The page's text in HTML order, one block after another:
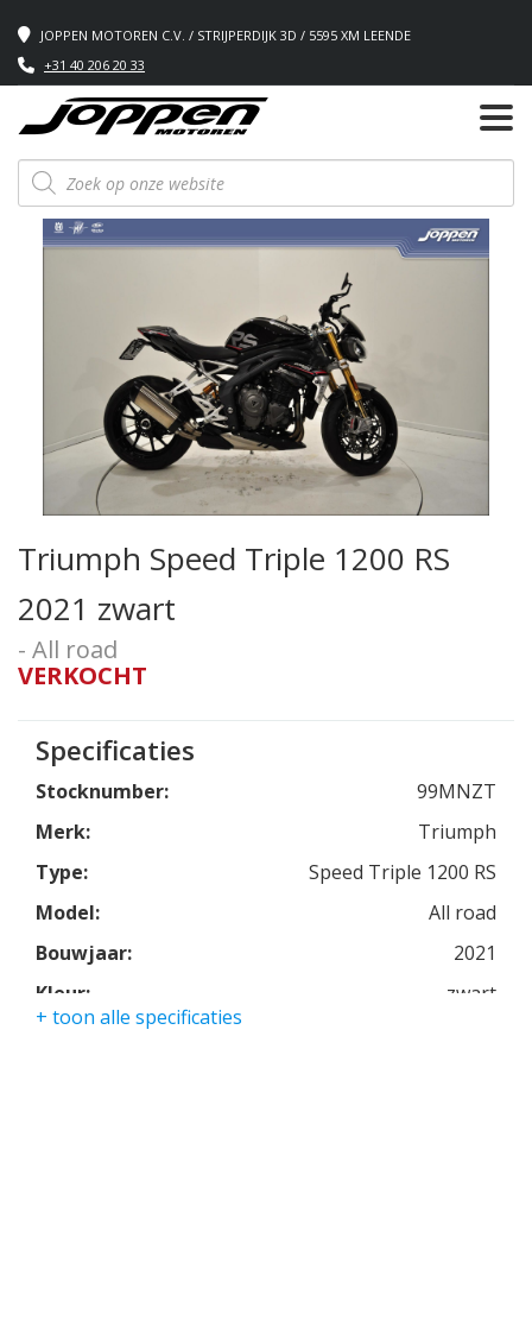
JOPPEN MOTOREN C.V. / STRIJPERDIJK 3D / 5595 XM LEENDE
+31 40 206 20 33
Producten
zoeken
Triumph Speed Triple 1200 RS
2021 zwart
- All road
VERKOCHT
Specificaties
Stocknumber:
99MNZT
Merk:
Triumph
Type:
Speed Triple 1200 RS
Model:
All road
Bouwjaar:
2021
Kleur:
zwart
+ toon alle specificaties